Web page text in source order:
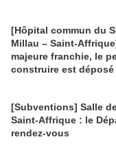
[Hôpital commun du
Millau – Saint-
majeure franchie, le
construire est déposé
[Subventions] Salle
Saint-Affrique : le
rendez-vous